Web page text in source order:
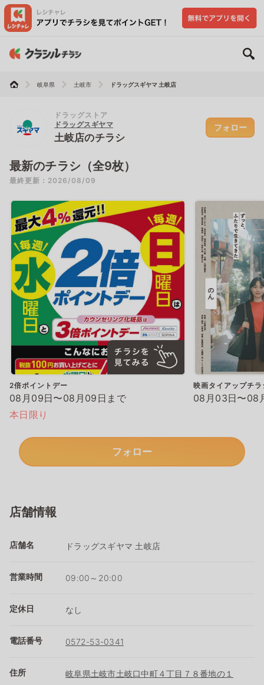
岐阜県 土岐市 ドラッグスギヤマ 土岐店
ドラッグストア
ドラッグスギヤマ
土岐店のチラシ
フォロー
最新のチラシ（全9枚）
最終更新：2026/08/09
2倍ポイントデー
08月09日〜08月09日まで
本日限り
映画タイアップチラ
08月03日〜08
フォロー
店舗情報
店舗名 ドラッグスギヤマ 土岐店
営業時間 09:00～20:00
定休日 なし
電話番号 0572-53-0341
住所 岐阜県土岐市土岐口中町４丁目７８番地の１